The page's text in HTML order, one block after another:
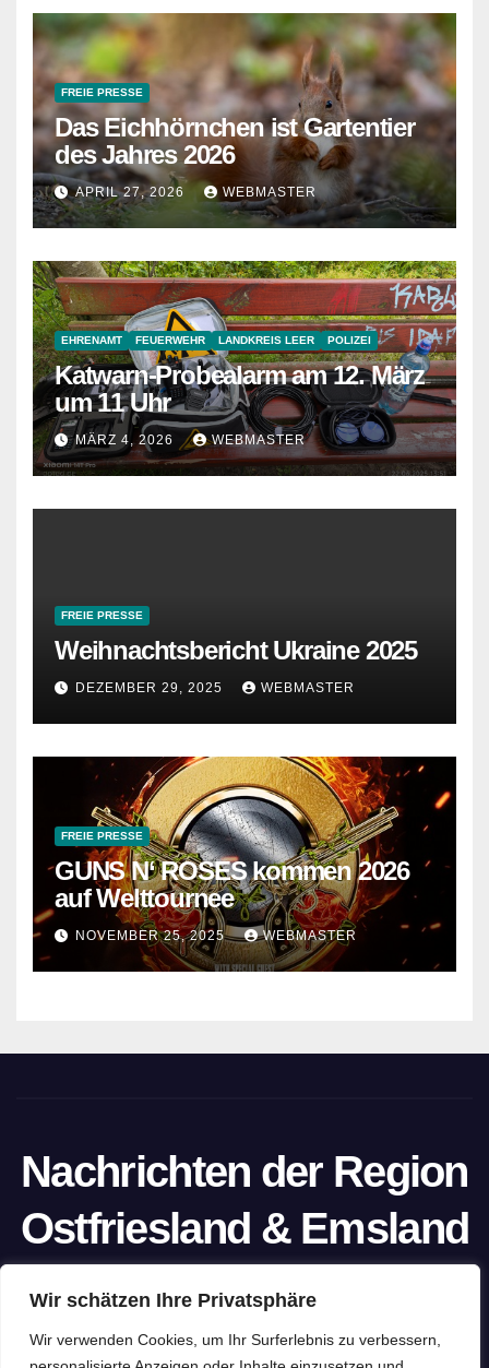
Wir schätzen Ihre Privatsphäre
Wir verwenden Cookies, um Ihr Surferlebnis zu verbessern,
FREIE PRESSE
Das Eichhörnchen ist Gartentier
des Jahres 2026
APRIL 27, 2026 WEBMASTER
EHRENAMT FEUERWEHR LANDKREIS LEER POLIZEI
Katwarn-Probealarm am 12. März
um 11 Uhr
MÄRZ 4, 2026 WEBMASTER
FREIE PRESSE
Weihnachtsbericht Ukraine 2025
DEZEMBER 29, 2025 WEBMASTER
FREIE PRESSE
GUNS N‘ ROSES kommen 2026
auf Welttournee
NOVEMBER 25, 2025 WEBMASTER
Nachrichten der Region
Ostfriesland & Emsland